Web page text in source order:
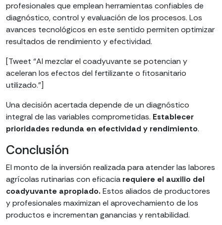
profesionales que emplean herramientas confiables de
diagnóstico, control y evaluación de los procesos. Los
avances tecnológicos en este sentido permiten optimizar
resultados de rendimiento y efectividad.
[Tweet “Al mezclar el coadyuvante se potencian y
aceleran los efectos del fertilizante o fitosanitario
utilizado.”]
Una decisión acertada depende de un diagnóstico
integral de las variables comprometidas. Establecer
prioridades redunda en efectividad y rendimiento.
Conclusión
El monto de la inversión realizada para atender las labores
agrícolas rutinarias con eficacia requiere el auxilio del
coadyuvante apropiado. Estos aliados de productores
y profesionales maximizan el aprovechamiento de los
productos e incrementan ganancias y rentabilidad.